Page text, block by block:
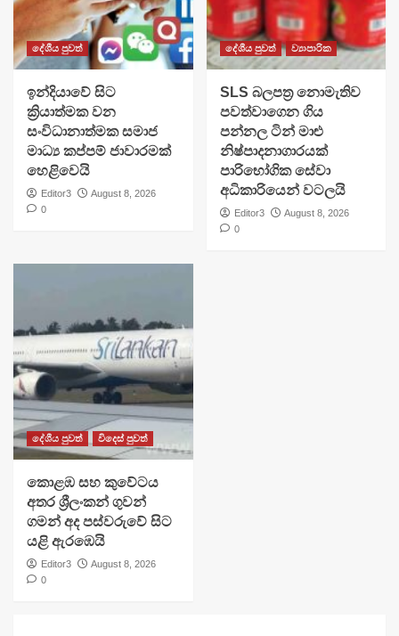
දේශීය පුවත්
​ඉන්දියාවේ සිට
ක්‍රියාත්මක වන
සංවිධානාත්මක සමාජ
මාධ්‍ය කප්පම් ජාවාරමක්
හෙළිවෙයි
Editor3
August 8, 2026
0
දේශීය පුවත් ව්‍යාපාරික
SLS බලපත්‍ර නොමැතිව
පවත්වාගෙන ගිය
පන්නල ටින් මාළු
නිෂ්පාදනාගාරයක්
පාරිභෝගික සේවා
අධිකාරියෙන් වටලයි
Editor3
August 8, 2026
0
දේශීය පුවත් විදෙස් පුවත්
​කොළඹ සහ කුවේටය
අතර ශ්‍රීලංකන් ගුවන්
ගමන් අද පස්වරුවේ සිට
යළි ඇරඹෙයි
Editor3
August 8, 2026
0